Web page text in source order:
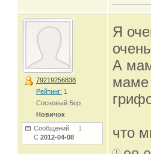
79219256838
Рейтинг: 1
Сосновый Бор
Новичок
Сообщений 1
С 2012-04-08
Я
А
маме
что